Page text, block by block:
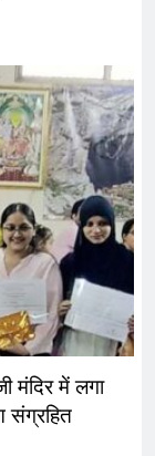
मंदिर में लगा
संग्रहित